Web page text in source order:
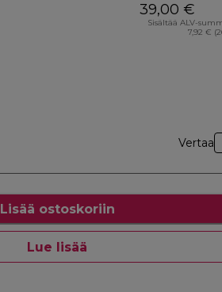
39,00 €
Sisältää ALV-
7,92 €
Vertaa
Lisää ostoskoriin
Lue lisää